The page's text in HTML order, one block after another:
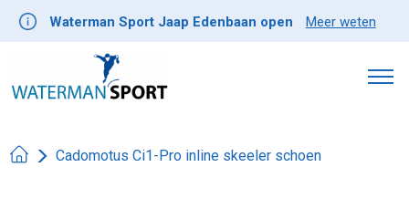
Waterman Sport Jaap Edenbaan open Meer weten
Cadomotus Ci1-Pro inline skeeler schoen